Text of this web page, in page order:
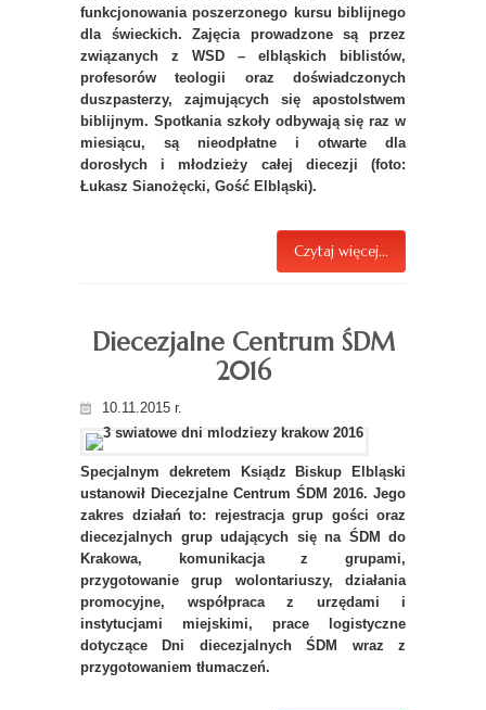
funkcjonowania poszerzonego kursu biblijnego
dla świeckich. Zajęcia prowadzone są przez
związanych z WSD – elbląskich biblistów,
profesorów teologii oraz doświadczonych
duszpasterzy, zajmujących się apostolstwem
biblijnym. Spotkania szkoły odbywają się raz w
miesiącu, są nieodpłatne i otwarte dla
dorosłych i młodzieży całej diecezji (foto:
Łukasz Sianożęcki, Gość Elbląski).
Czytaj więcej...
Diecezjalne Centrum ŚDM
2016
10.11.2015 r.
Specjalnym dekretem Ksiądz Biskup Elbląski
ustanowił Diecezjalne Centrum ŚDM 2016. Jego
zakres działań to: rejestracja grup gości oraz
diecezjalnych grup udających się na ŚDM do
Krakowa, komunikacja z grupami,
przygotowanie grup wolontariuszy, działania
promocyjne, współpraca z urzędami i
instytucjami miejskimi, prace logistyczne
dotyczące Dni diecezjalnych ŚDM wraz z
przygotowaniem tłumaczeń.